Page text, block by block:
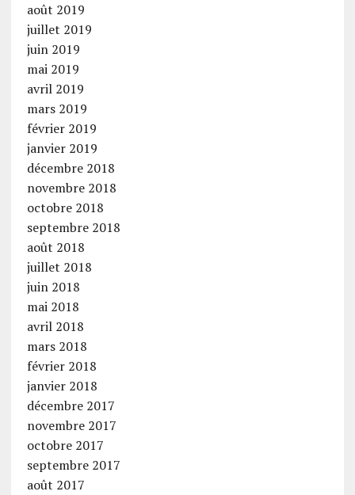
août 2019
juillet 2019
juin 2019
mai 2019
avril 2019
mars 2019
février 2019
janvier 2019
décembre 2018
novembre 2018
octobre 2018
septembre 2018
août 2018
juillet 2018
juin 2018
mai 2018
avril 2018
mars 2018
février 2018
janvier 2018
décembre 2017
novembre 2017
octobre 2017
septembre 2017
août 2017